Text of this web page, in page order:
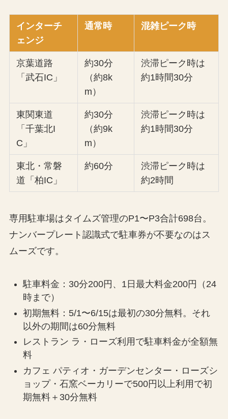
インターチ
ェンジ
通常時 混雑ピーク時
京葉道路
「武石IC」
約30分
（約8k
m）
渋滞ピーク時は
約1時間30分
東関東道
「千葉北I
C」
約30分
（約9k
m）
渋滞ピーク時は
約1時間30分
東北・常磐
道「柏IC」
約60分
渋滞ピーク時は
約2時間
専用駐車場はタイムズ管理のP1〜P3合計698台。
ナンバープレート認識式で駐車券が不要なのはス
ムーズです。
駐車料金：30分200円、1日最大料金200円（24
時まで）
初期無料：5/1〜6/15は最初の30分無料。それ
以外の期間は60分無料
レストラン ラ・ローズ利用で駐車料金が全額無
料
カフェ パティオ・ガーデンセンター・ローズシ
ョップ・石窯ベーカリーで500円以上利用で初
期無料＋30分無料